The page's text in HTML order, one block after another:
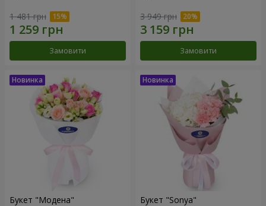
1 481 грн
Замовити
3 949 грн
Замовити
Букет "Модена" Букет "Sonya"